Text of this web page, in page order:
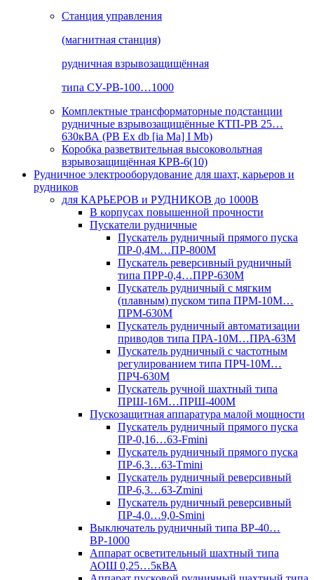
Станция управления
(магнитная станция)
рудничная взрывозащищённая
типа СУ-РВ-100…1000
Комплектные трансформаторные подстанции
рудничные взрывозащищённые КТП-РВ 25…
630кВА (РВ Ex db [ia Ma] I Mb)
Коробка разветвительная высоковольтная
взрывозащищённая КРВ-6(10)
Рудничное электрооборудование для шахт, карьеров и
рудников
для КАРЬЕРОВ и РУДНИКОВ до 1000В
В корпусах повышенной прочности
Пускатели рудничные
Пускатель рудничный прямого пуска
ПР-0,4М…ПР-800М
Пускатель реверсивный рудничный
типа ПРР-0,4…ПРР-630М
Пускатель рудничный с мягким
(плавным) пуском типа ПРМ-10М…
ПРМ-630М
Пускатель рудничный автоматизации
приводов типа ПРА-10М…ПРА-63М
Пускатель рудничный с частотным
регулированием типа ПРЧ-10М…
ПРЧ-630М
Пускатель ручной шахтный типа
ПРШ-16М…ПРШ-400М
Пускозащитная аппаратура малой мощности
Пускатель рудничный прямого пуска
ПР-0,16…63-Fmini
Пускатель рудничный прямого пуска
ПР-6,3…63-Tmini
Пускатель рудничный реверсивный
ПР-6,3…63-Zmini
Пускатель рудничный реверсивный
ПР-4,0…9,0-Smini
Выключатель рудничный типа ВР-40…
ВР-1000
Аппарат осветительный шахтный типа
АОШ 0,25…5кВА